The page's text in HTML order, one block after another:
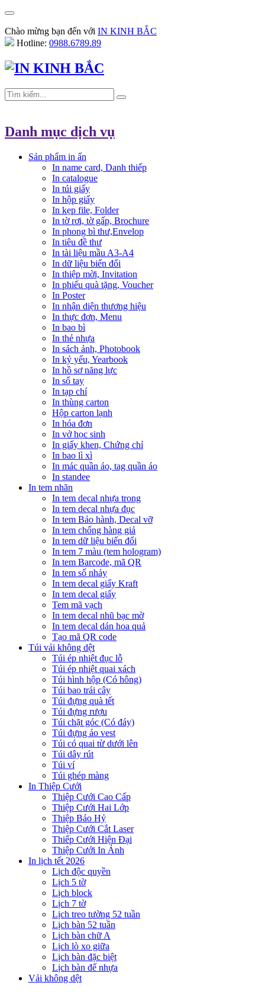
Chào mừng bạn đến với IN KINH BẮC
Hotline: 0988.6789.89
Danh mục dịch vụ
Sản phẩm in ấn
In name card, Danh thiếp
In catalogue
In túi giấy
In hộp giấy
In kẹp file, Folder
In tờ rơi, tờ gấp, Brochure
In phong bì thư,Envelop
In tiêu đề thư
In tài liệu mầu A3-A4
In dữ liệu biến đổi
In thiệp mời, Invitation
In phiếu quà tặng, Voucher
In Poster
In nhận diện thương hiệu
In thực đơn, Menu
In bao bì
In thẻ nhựa
In sách ảnh, Photobook
In kỷ yếu, Yearbook
In hồ sơ năng lực
In sổ tay
In tạp chí
In thùng carton
Hộp carton lạnh
In hóa đơn
In vở học sinh
In giấy khen, Chứng chỉ
In bao lì xì
In mác quần áo, tag quần áo
In standee
In tem nhãn
In tem decal nhựa trong
In tem decal nhựa đục
In tem Bảo hành, Decal vỡ
In tem chống hàng giả
In tem dữ liệu biến đổi
In tem 7 màu (tem hologram)
In tem Barcode, mã QR
In tem số nhảy
In tem decal giấy Kraft
In tem decal giấy
Tem mã vạch
In tem decal nhũ bạc mờ
In tem decal dán hoa quả
Tạo mã QR code
Túi vải không dệt
Túi ép nhiệt đục lỗ
Túi ép nhiệt quai xách
Túi hình hộp (Có hông)
Túi bao trái cây
Túi đựng quà tết
Túi đựng rượu
Túi chặt góc (Có đáy)
Túi đựng áo vest
Túi có quai từ dưới lên
Túi dây rút
Túi ví
Túi ghép màng
In Thiệp Cưới
Thiệp Cưới Cao Cấp
Thiệp Cưới Hai Lớp
Thiệp Báo Hỷ
Thiệp Cưới Cắt Laser
Thiếp Cưới Hiện Đại
Thiệp Cưới In Ảnh
In lịch tết 2026
Lịch độc quyền
Lịch 5 tờ
Lịch block
Lịch 7 tờ
Lịch treo tường 52 tuần
Lịch bàn 52 tuần
Lịch bàn chữ A
Lịch lò xo giữa
Lịch bàn đặc biệt
Lịch bàn đế nhựa
Vải không dệt